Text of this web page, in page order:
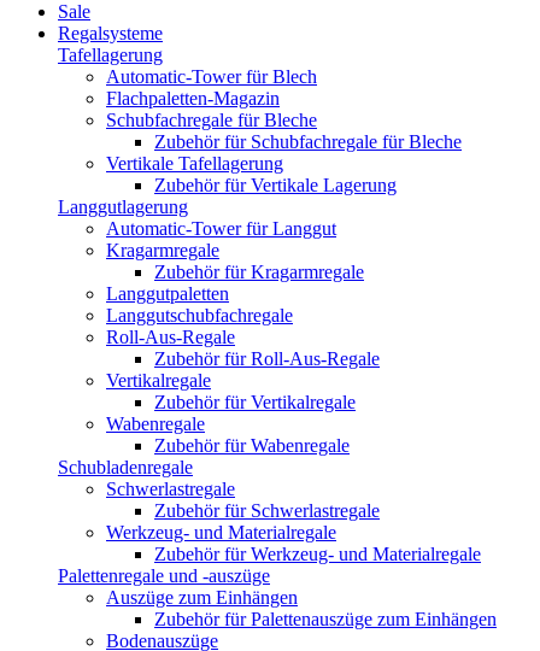
Sale
Regalsysteme
Tafellagerung
Automatic-Tower für Blech
Flachpaletten-Magazin
Schubfachregale für Bleche
Zubehör für Schubfachregale für Bleche
Vertikale Tafellagerung
Zubehör für Vertikale Lagerung
Langgutlagerung
Automatic-Tower für Langgut
Kragarmregale
Zubehör für Kragarmregale
Langgutpaletten
Langgutschubfachregale
Roll-Aus-Regale
Zubehör für Roll-Aus-Regale
Vertikalregale
Zubehör für Vertikalregale
Wabenregale
Zubehör für Wabenregale
Schubladenregale
Schwerlastregale
Zubehör für Schwerlastregale
Werkzeug- und Materialregale
Zubehör für Werkzeug- und Materialregale
Palettenregale und -auszüge
Auszüge zum Einhängen
Zubehör für Palettenauszüge zum Einhängen
Bodenauszüge